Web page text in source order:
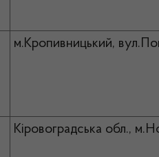
м.Кропивницький,
Кіровоградська обл.,